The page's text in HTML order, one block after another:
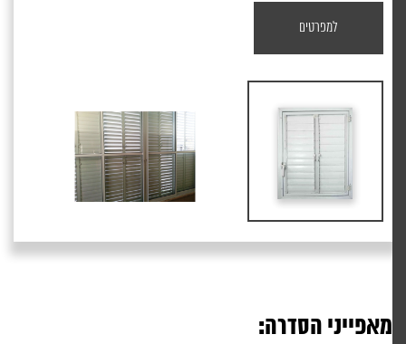
למפרטים
מאפייני הסדרה: